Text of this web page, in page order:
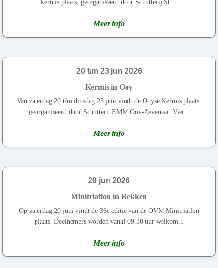
kermis plaats, georganiseerd door Schutterij St....
Meer info
20 t/m 23 jun 2026
Kermis in Ooy
Van zaterdag 20 t/m dinsdag 23 juni vindt de Ooyse Kermis plaats,
georganiseerd door Schutterij EMM Ooy-Zevenaar. Vier...
Meer info
20 jun 2026
Minitriatlon in Rekken
Op zaterdag 20 juni vindt de 36e editie van de OVM Minitriatlon
plaats. Deelnemers worden vanaf 09.30 uur welkom...
Meer info